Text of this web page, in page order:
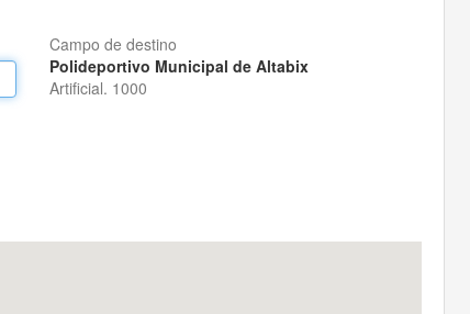
Campo de destino
Polideportivo Municipal de Altabix
Artificial. 1000